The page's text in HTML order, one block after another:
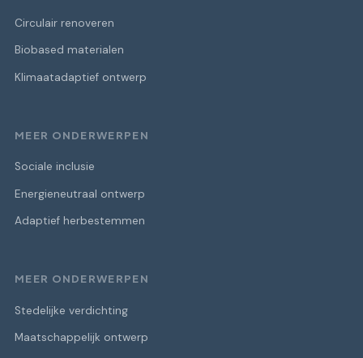
Circulair renoveren
Biobased materialen
Klimaatadaptief ontwerp
MEER ONDERWERPEN
Sociale inclusie
Energieneutraal ontwerp
Adaptief herbestemmen
MEER ONDERWERPEN
Stedelijke verdichting
Maatschappelijk ontwerp